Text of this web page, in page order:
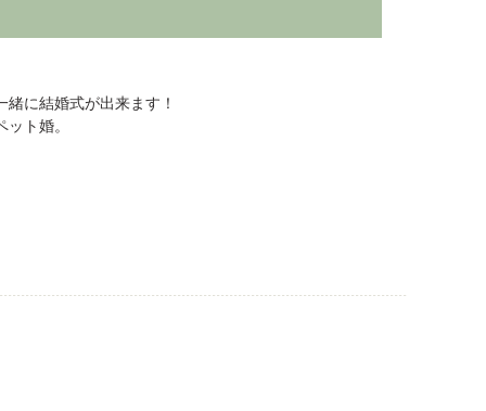
に結婚式が出来ます！
ト婚。